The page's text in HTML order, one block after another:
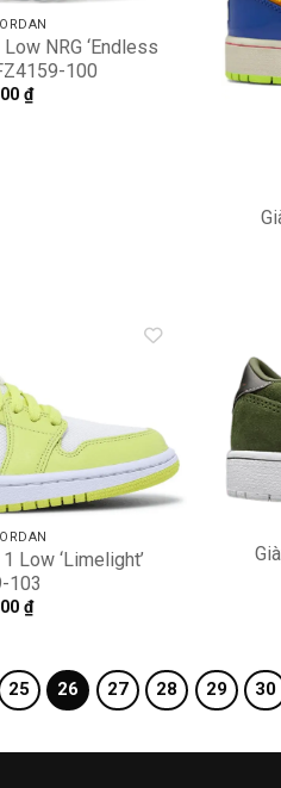
NRG ‘Endless
100
₫
Low ‘Limelight’
103
₫
25 26 27 28 29 30